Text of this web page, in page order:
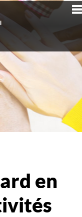
en